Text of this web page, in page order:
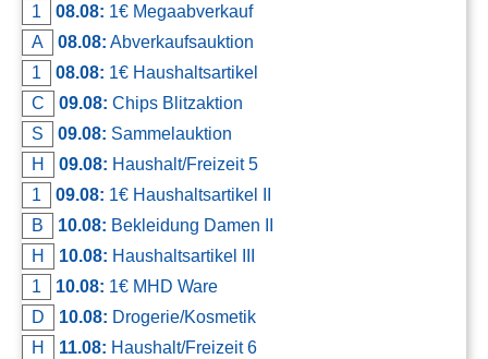
jetzt inserieren
Kontakt
AGB, Nutzungsbedingungen
Impressum
1
08.08: 1€ Megaabverkauf
A
08.08: Abverkaufsauktion
1
08.08: 1€ Haushaltsartikel
C
09.08: Chips Blitzaktion
S
09.08: Sammelauktion
H
09.08: Haushalt/Freizeit 5
1
09.08: 1€ Haushaltsartikel II
B
10.08: Bekleidung Damen II
H
10.08: Haushaltsartikel III
1
10.08: 1€ MHD Ware
D
10.08: Drogerie/Kosmetik
H
11.08: Haushalt/Freizeit 6